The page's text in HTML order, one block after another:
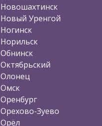
Новошахтинск
Новый Уренгой
Ногинск
Норильск
Обнинск
Октябрьский
Олонец
Омск
Оренбург
Орехово-Зуево
Орёл